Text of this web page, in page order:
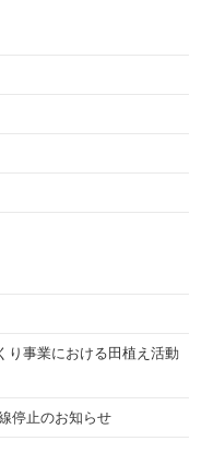
り事業における田植え活動
停止のお知らせ